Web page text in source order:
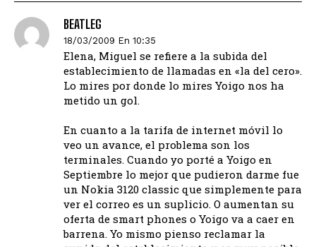
BEATLEG
18/03/2009 En 10:35
Elena, Miguel se refiere a la subida del
establecimiento de llamadas en «la del cero».
Lo mires por donde lo mires Yoigo nos ha
metido un gol.
En cuanto a la tarifa de internet móvil lo
veo un avance, el problema son los
terminales. Cuando yo porté a Yoigo en
Septiembre lo mejor que pudieron darme fue
un Nokia 3120 classic que simplemente para
ver el correo es un suplicio. O aumentan su
oferta de smart phones o Yoigo va a caer en
barrena. Yo mismo pienso reclamar la